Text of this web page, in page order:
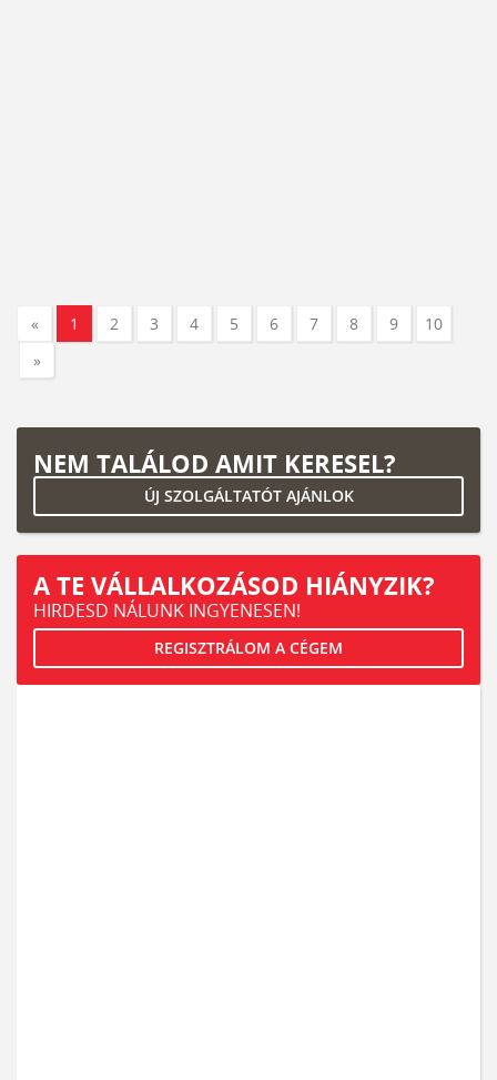
« 1 2 3 4 5 6 7 8 9
10
»
NEM TALÁLOD AMIT KERESEL?
ÚJ SZOLGÁLTATÓT AJÁNLOK
A TE VÁLLALKOZÁSOD HIÁNYZIK?
HIRDESD NÁLUNK INGYENESEN!
REGISZTRÁLOM A CÉGEM